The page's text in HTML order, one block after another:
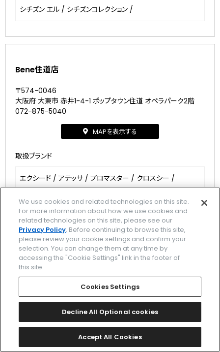
シチズン エル / シチズンコレクション /
Bene住道店
〒574-0046
大阪府 大東市 赤井1-4-1 ポップタウン住道 オペラパーク2階
072-875-5040
MAPを表示する
取扱ブランド
エクシード / アテッサ / プロマスター / クロスシー /
最初 前
6 7 8 9 10
関連ブランド一覧
We use cookies and related technologies on this site.
For more information about how we use cookies and
related technologies on this site, please see our
Privacy Policy. Before continuing to browse this site,
please review your cookie settings and confirm your
selection. You can change them at any time by
accessing the "Cookie Settings" link in the footer of
this site.
Cookies Settings
Decline All Optional cookies
Accept All Cookies